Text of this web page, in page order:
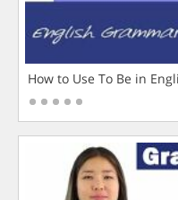
How to Use To Be in